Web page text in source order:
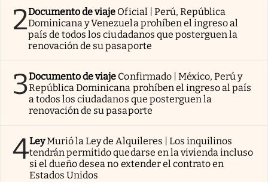
2Documento de viaje Oficial | Perú, República
Dominicana y Venezuela prohíben el ingreso al
país de todos los ciudadanos que posterguen la
renovación de su pasaporte
3Documento de viaje Confirmado | México, Perú y
República Dominicana prohíben el ingreso al país
a todos los ciudadanos que posterguen la
renovación de su pasaporte
4LeyMurió la Ley de Alquileres | Los inquilinos
tendrán permitido quedarse en la vivienda incluso
si el dueño desea no extender el contrato en
Estados Unidos